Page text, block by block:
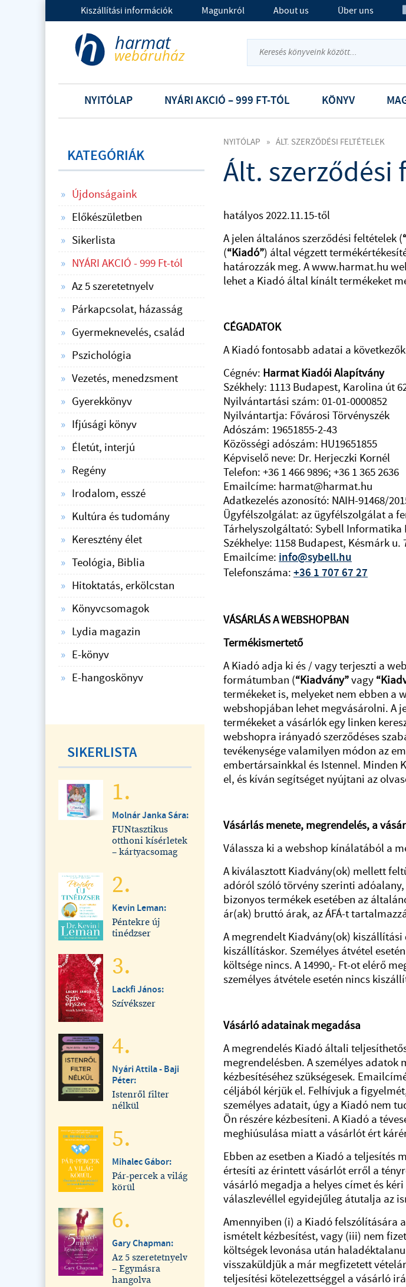
Kiszállítási információk Magunkról About us Über uns
NYITÓLAP NYÁRI AKCIÓ – 999 FT-TÓL KÖNYV
NYITÓLAP » ÁLT. SZERZŐDÉSI FELTÉTELEK
Ált. szerződési
hatályos 2022.11.15-től
A jelen általános szerződési feltételek (
(“Kiadó”) által végzett
határozzák meg. A www.harmat.hu
lehet a Kiadó által kínált termékeket
CÉGADATOK
A Kiadó fontosabb adatai a
Cégnév: Harmat Kiadói Alapítvány
Székhely: 1113 Budapest, Karolina út
Nyilvántartási szám: 01-01-0000852
Nyilvántartja: Fővárosi Törvényszék
Adószám: 19651855-2-43
Közösségi adószám: HU19651855
Képviselő neve: Dr. Herjeczki Kornél
Telefon: +36 1 466 9896; +36 1 365 2636
Emailcíme: harmat@harmat.hu
Adatkezelés azonosító: NAIH-91468/
Ügyfélszolgálat: az ügyfélszolgálat a
Tárhelyszolgáltató: Sybell Informatika
Székhelye: 1158 Budapest, Késmárk u.
Emailcíme: info@sybell.hu
Telefonszáma: +36 1 707 67 27
VÁSÁRLÁS A WEBSHOPBAN
Termékismertető
A Kiadó adja ki és / vagy terjeszti a
formátumban (“Kiadvány”vagy
termékeket is, melyeket nem ebben a
webshopjában lehet megvásárolni. A
termékeket a vásárlók egy linken
webshopra irányadó szerződéses
tevékenysége valamilyen módon az
embertársainkkal és Istennel. Minden
el, és kíván segítséget nyújtani az
Vásárlás menete, megrendelés, a
Válassza ki a webshop kínálatából a
A kiválasztott Kiadvány(ok) mellett
adóról szóló törvény szerinti
bizonyos termékek esetében az
ár(ak) bruttó árak, az ÁFÁ-t
A megrendelt Kiadvány(ok)
kiszállításkor. Személyes átvétel
költsége nincs. A 14990,- Ft-ot elérő
személyes átvétele esetén nincs
Vásárló adatainak megadása
A megrendelés Kiadó általi
megrendelésben. A személyes
kézbesítéséhez szükségesek.
céljából kérjük el. Felhívjuk a
személyes adatait, úgy a Kiadó nem
Ön részére kézbesíteni. A Kiadó a
meghiúsulása miatt a vásárlót ért
Ebben az esetben a Kiadó a teljesítés
értesíti az érintett vásárlót erről a
vásárló megadja a helyes címet és
válaszlevéllel egyidejűleg átutalja az
Amennyiben (i) a Kiadó felszólítására
ismételt kézbesítést, vagy (iii) nem
költségek levonása után
visszaküldjük a már megfizetett
teljesítési kötelezettséggel a vásárló
KATEGÓRIÁK
Újdonságaink
Előkészületben
Sikerlista
NYÁRI AKCIÓ - 999 Ft-tól
Az 5 szeretetnyelv
Párkapcsolat, házasság
Gyermeknevelés, család
Pszichológia
Vezetés, menedzsment
Gyerekkönyv
Ifjúsági könyv
Életút, interjú
Regény
Irodalom, esszé
Kultúra és tudomány
Keresztény élet
Teológia, Biblia
Hitoktatás, erkölcstan
Könyvcsomagok
Lydia magazin
E-könyv
E-hangoskönyv
SIKERLISTA
1.
Molnár Janka Sára:
FUNtasztikus
otthoni kísérletek
– kártyacsomag
2.
Kevin Leman:
Péntekre új
tinédzser
3.
Lackfi János:
Szívékszer
4.
Nyári Attila - Baji
Péter:
Istenről filter
nélkül
5.
Mihalec Gábor:
Pár-percek a világ
körül
6.
Gary Chapman:
Az 5 szeretetnyelv
– Egymásra
hangolva